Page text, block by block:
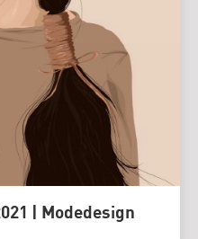
| Modedesign